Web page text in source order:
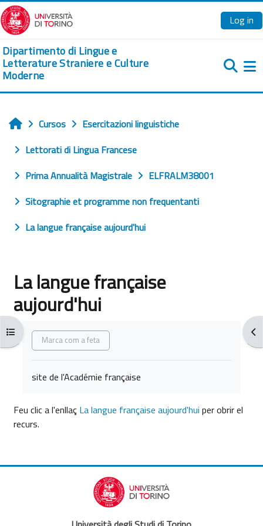
Ves al contingut principal
Log in
Dipartimento di Lingue e
Letterature Straniere e Culture
Moderne
Obre l'índex del curs
Home
Cursos
Esercitazioni linguistiche
Lettorati di Lingua Francese
Prima Annualità Magistrale
ELFRALM38001
Sitographie et programme non frequentanti
La langue française aujourd'hui
La langue française
aujourd'hui
Requisits de compleció
Marca com a feta
site de l'Académie française
Feu clic a l'enllaç La langue française aujourd'hui per obrir el
recurs.